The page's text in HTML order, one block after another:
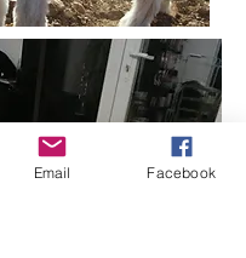
Email Facebook